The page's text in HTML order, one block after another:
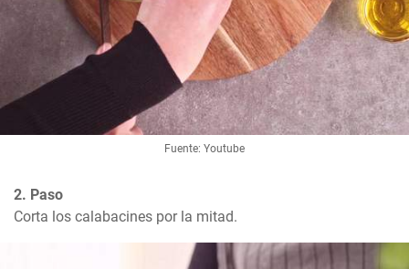
Fuente: Youtube
2. Paso
Corta los calabacines por la mitad.